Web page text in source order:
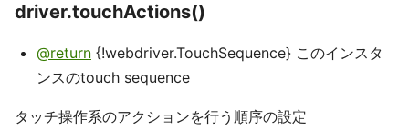
driver.touchActions()
@return {!webdriver.TouchSequence} このインスタ
ンスのtouch sequence
タッチ操作系のアクションを行う順序の設定